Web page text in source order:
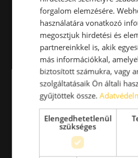
forgalom elemzésére.
használatára vonatkozó
megosztjuk hirdetési és
partnereinkkel is, akik
más információkkal,
biztosított számukra, vagy
szolgáltatásaik Ön általi
gyűjtöttek össze.
Elengedhetetlenül
szükséges